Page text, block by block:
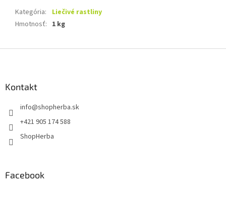
Kategória:
Liečivé rastliny
Hmotnosť: 1 kg
Kontakt
info@shopherba.sk
+421 905 174 588
ShopHerba
Facebook